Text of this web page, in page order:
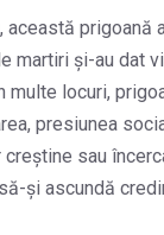
această prigoană
martiri și-au dat
multe locuri,
presiunea
sau
și ascundă